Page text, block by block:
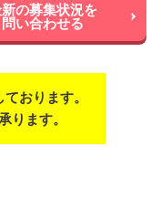
の募集状況を
問い合わせる
おります。
ります。